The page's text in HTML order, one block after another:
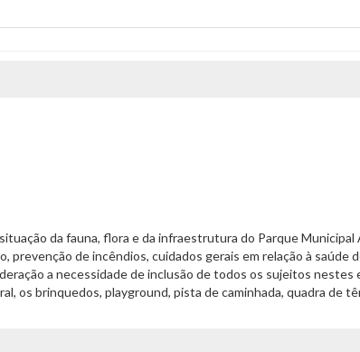
da fauna, flora e da infraestrutura do Parque Municipal
de incêndios, cuidados gerais em relação à saúde
a necessidade de inclusão de todos os sujeitos nestes
os brinquedos, playground, pista de caminhada, quadra de